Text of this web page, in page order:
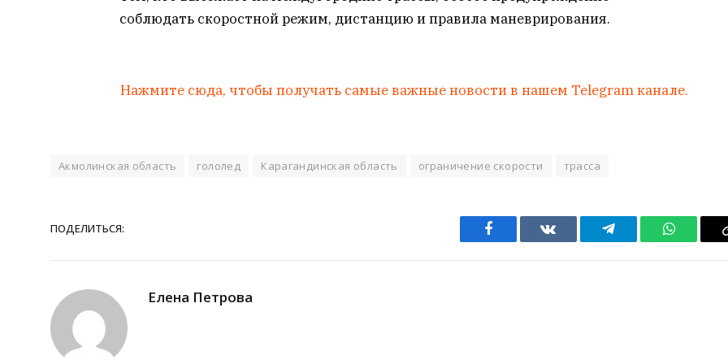
соблюдать скоростной режим, дистанцию и правила маневрирования.
Нажмите сюда, чтобы получать самые важные новости в нашем Telegram канале.
Акмолинская область гололед Карагандинская область ограничение скорости трасса
ПОДЕЛИТЬСЯ:
Facebook VKontakteTelegram
Елена Петрова